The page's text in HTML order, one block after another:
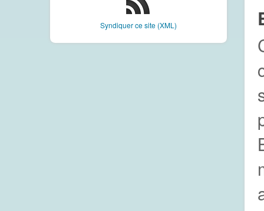
Syndiquer ce site (XML)